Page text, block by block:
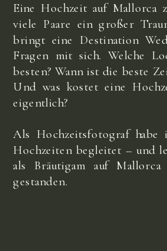
Eine Hochzeit auf Mallorca
viele Paare ein großer
bringt eine Destination
Fragen mit sich. Welche
besten? Wann ist die beste
Und was kostet eine
eigentlich?
Als Hochzeitsfotograf habe
Hochzeiten begleitet – und
als Bräutigam auf
gestanden.